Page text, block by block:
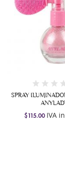
SPRAY
$115.00IVA